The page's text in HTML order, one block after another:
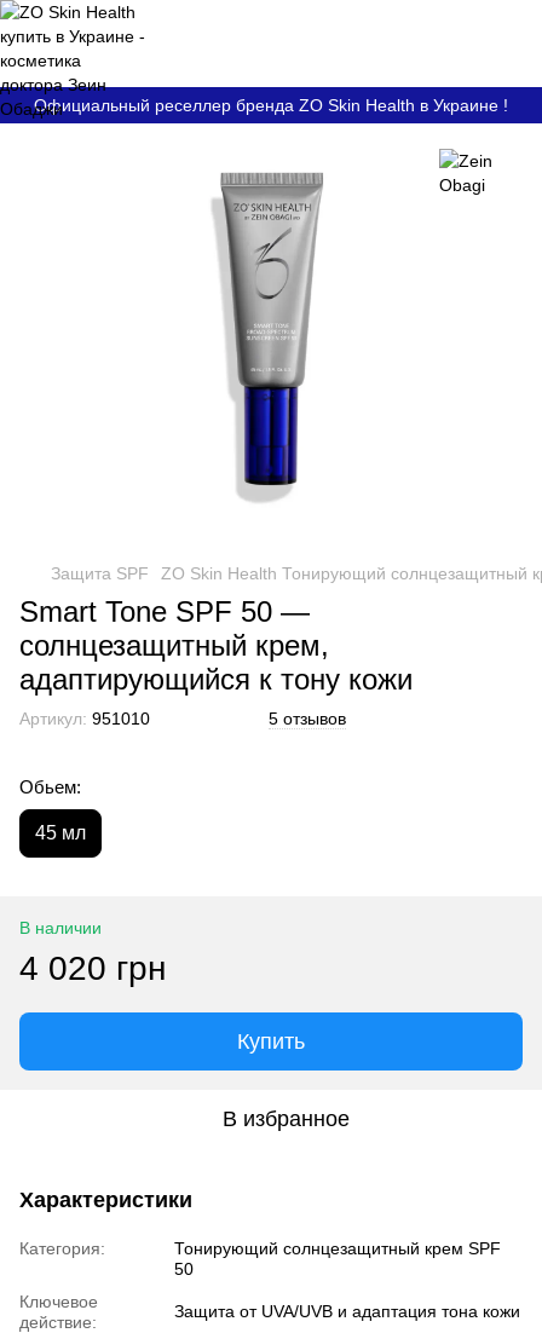
Официальный реселлер бренда ZO Skin Health в Украине !
Защита SPF ZO Skin Health Тонирующий солнцезащитный
Smart Tone SPF 50 —
солнцезащитный крем,
адаптирующийся к тону кожи
Артикул: 951010 5 отзывов
Обьем:
45 мл
В наличии
4 020 грн
Купить
В избранное
Характеристики
Категория:
Тонирующий солнцезащитный крем SPF
50
Ключевое
действие:
Защита от UVA/UVB и адаптация тона кожи